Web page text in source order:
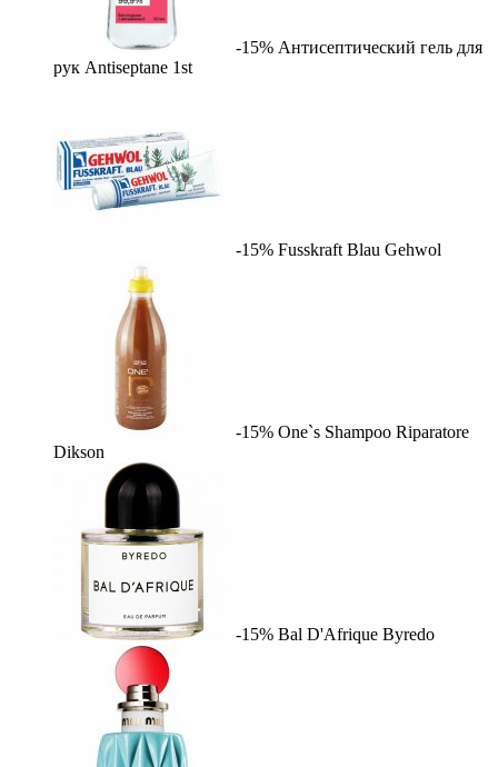
-15% Антисептический гель для
рук Antiseptane 1st
-15% Fusskraft Blau Gehwol
-15% One`s Shampoo Riparatore
Dikson
-15% Bal D'Afrique Byredo